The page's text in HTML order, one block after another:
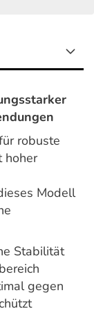
robuste
hoher
Modell
Stabilität
gegen